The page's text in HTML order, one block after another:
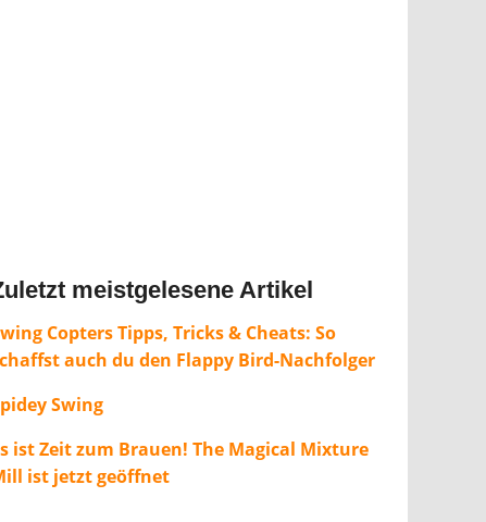
meistgelesene Artikel
Copters Tipps, Tricks & Cheats: So
auch du den Flappy Bird-Nachfolger
Swing
ist Zeit zum Brauen! The Magical Mixture
ist jetzt geöffnet